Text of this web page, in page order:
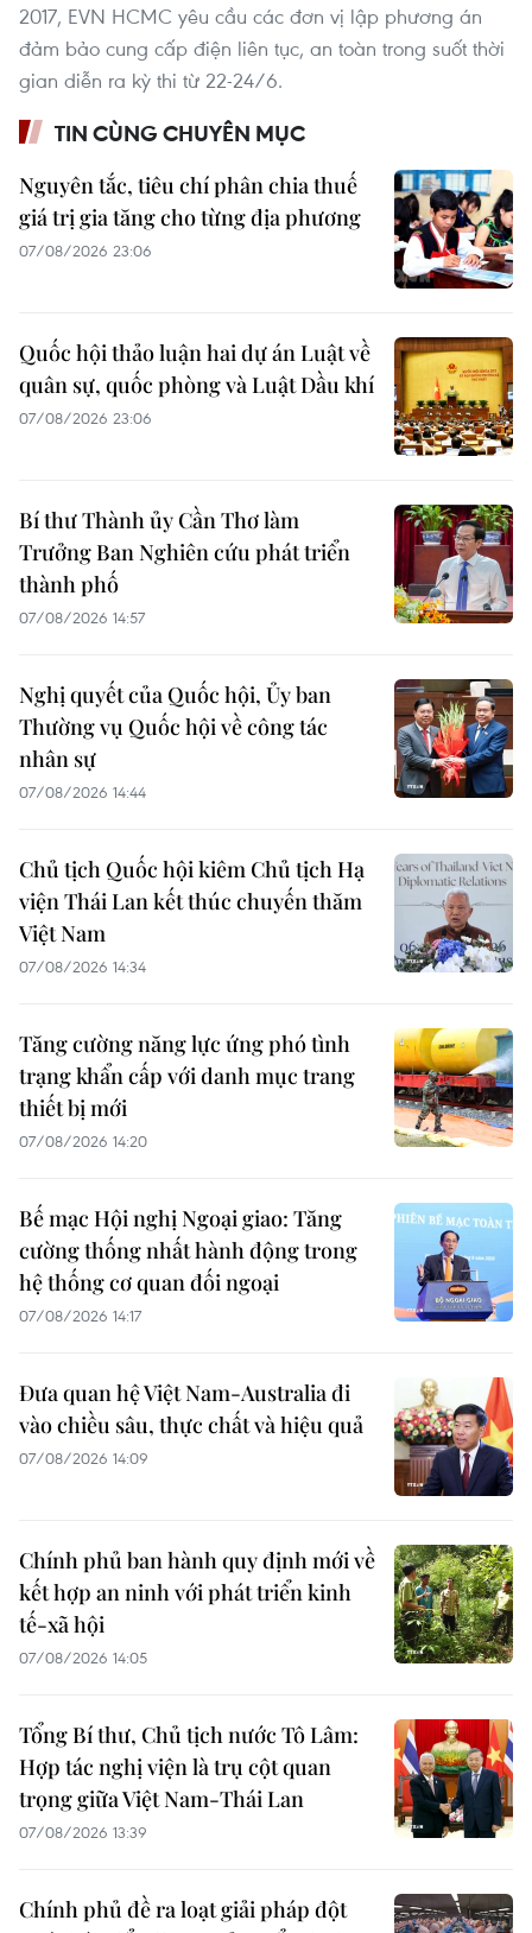
2017, EVN HCMC yêu cầu các đơn vị lập phương án
đảm bảo cung cấp điện liên tục, an toàn trong suốt thời
gian diễn ra kỳ thi từ 22-24/6.
TIN CÙNG CHUYÊN MỤC
Nguyên tắc, tiêu chí phân chia thuế
giá trị gia tăng cho từng địa phương
07/08/2026 23:06
Quốc hội thảo luận hai dự án Luật về
quân sự, quốc phòng và Luật Dầu khí
07/08/2026 23:06
Bí thư Thành ủy Cần Thơ làm
Trưởng Ban Nghiên cứu phát triển
thành phố
07/08/2026 14:57
Nghị quyết của Quốc hội, Ủy ban
Thường vụ Quốc hội về công tác
nhân sự
07/08/2026 14:44
Chủ tịch Quốc hội kiêm Chủ tịch Hạ
viện Thái Lan kết thúc chuyến thăm
Việt Nam
07/08/2026 14:34
Tăng cường năng lực ứng phó tình
trạng khẩn cấp với danh mục trang
thiết bị mới
07/08/2026 14:20
Bế mạc Hội nghị Ngoại giao: Tăng
cường thống nhất hành động trong
hệ thống cơ quan đối ngoại
07/08/2026 14:17
Đưa quan hệ Việt Nam-Australia đi
vào chiều sâu, thực chất và hiệu quả
07/08/2026 14:09
Chính phủ ban hành quy định mới về
kết hợp an ninh với phát triển kinh
tế-xã hội
07/08/2026 14:05
Tổng Bí thư, Chủ tịch nước Tô Lâm:
Hợp tác nghị viện là trụ cột quan
trọng giữa Việt Nam-Thái Lan
07/08/2026 13:39
Chính phủ đề ra loạt giải pháp đột